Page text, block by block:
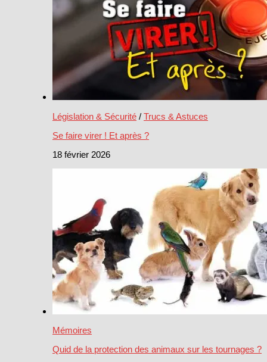
Législation & Sécurité / Trucs & Astuces
Se faire virer ! Et après ?
18 février 2026
Mémoires
Quid de la protection des animaux sur les tournages ?